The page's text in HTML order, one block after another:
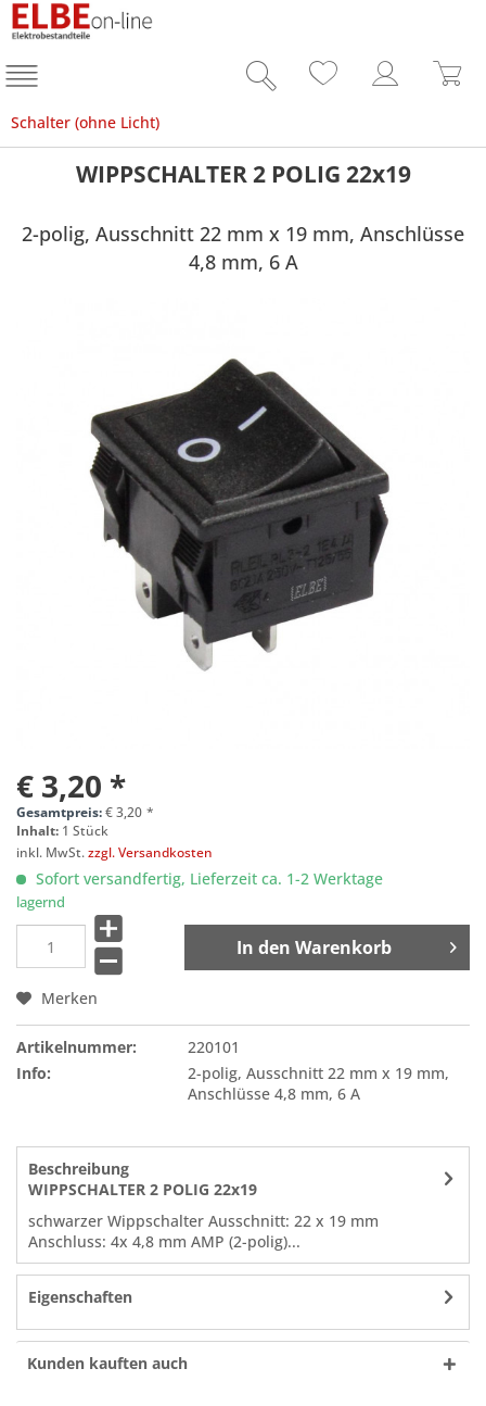
Schalter (ohne Licht)
WIPPSCHALTER 2 POLIG 22x19
2-polig, Ausschnitt 22 mm x 19 mm, Anschlüsse
4,8 mm, 6 A
€ 3,20 *
Gesamtpreis:€3,20 *
Inhalt: 1 Stück
inkl. MwSt.zzgl. Versandkosten
Sofort versandfertig, Lieferzeit ca. 1-2 Werktage
lagernd
In den Warenkorb
Merken
Artikelnummer:
220101
Info:
2-polig, Ausschnitt 22 mm x 19 mm,
Anschlüsse 4,8 mm, 6 A
Beschreibung
WIPPSCHALTER 2 POLIG 22x19
schwarzer Wippschalter Ausschnitt: 22 x 19 mm
Anschluss: 4x 4,8 mm AMP (2-polig)...
Eigenschaften
Kunden kauften auch